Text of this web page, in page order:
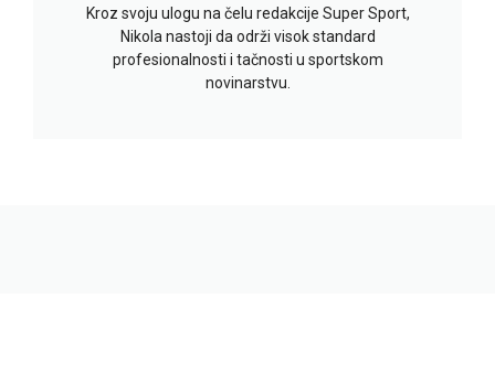
Kroz svoju ulogu na čelu redakcije Super Sport,
Nikola nastoji da održi visok standard
profesionalnosti i tačnosti u sportskom
novinarstvu.